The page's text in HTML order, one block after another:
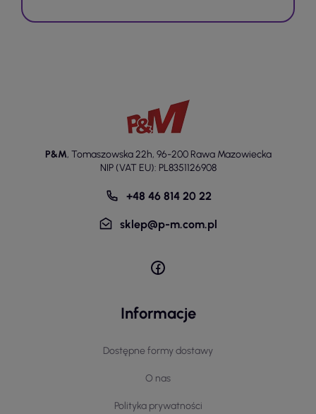
P&M, Tomaszowska 22h, 96-200 Rawa Mazowiecka
NIP (VAT EU): PL8351126908
+48 46 814 20 22
sklep@p-m.com.pl
Informacje
Dostępne formy dostawy
O nas
Polityka prywatności